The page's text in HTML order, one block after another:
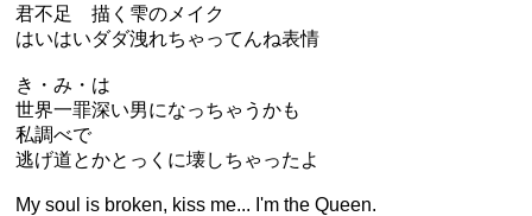
君不足 描く雫のメイク
はいはいダダ洩れちゃってんね表情
き・み・は
世界一罪深い男になっちゃうかも
私調べで
逃げ道とかとっくに壊しちゃったよ
My soul is broken, kiss me... I'm the Queen.